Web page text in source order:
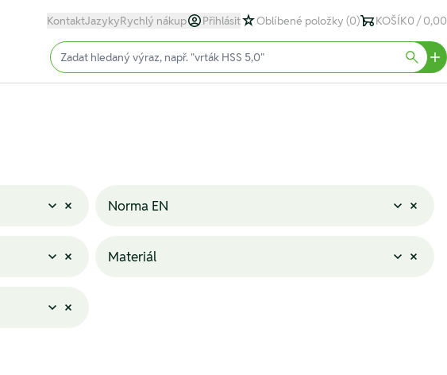
KontaktJazykyRychlý nákup Přihlásit Oblíbené položky (0) KOŠÍK0 / 0,00
Input (text)
Norma EN
Materiál